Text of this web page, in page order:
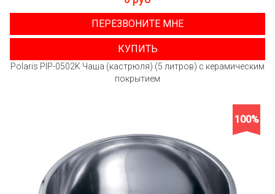
ПЕРЕЗВОНИТЕ МНЕ
КУПИТЬ
Polaris PIP-0502K Чаша (кастрюля) (5 литров) с керамическим
покрытием
100%